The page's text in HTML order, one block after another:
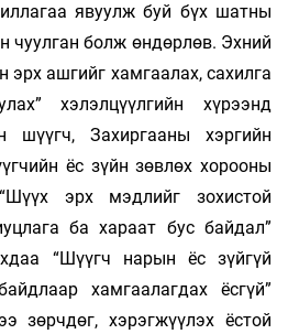
явуулж буй бүх шатны
чуулган болж өндөрлөв. Эхний
эрх ашгийг хамгаалах, сахилга
хэлэлцүүлгийн хүрээнд
Захиргааны хэргийн
ёс зүйн зөвлөх хорооны
эрх мэдлийг зохистой
ба хараат бус байдал”
“Шүүгч нарын ёс зүйгүй
хамгаалагдах ёсгүй”
зөрчдөг, хэрэгжүүлэх ёстой